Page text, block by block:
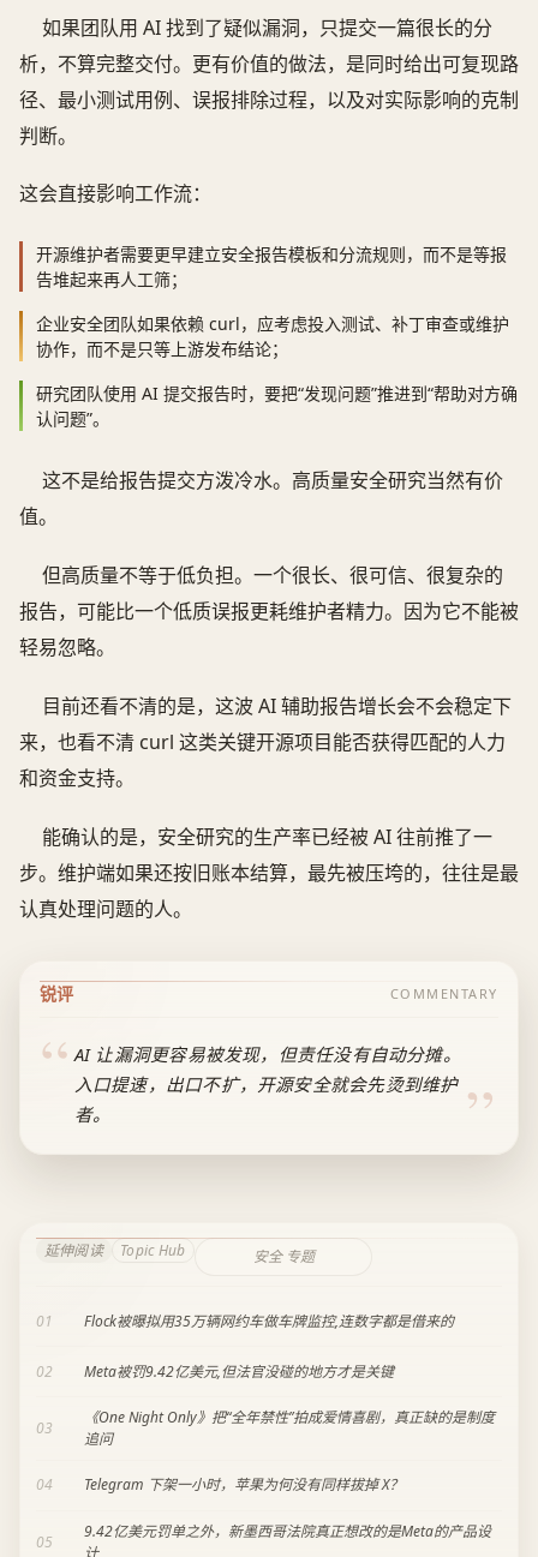
如果团队用 AI 找到了疑似漏洞，只提交一篇很长的分
析，不算完整交付。更有价值的做法，是同时给出可复现路
径、最小测试用例、误报排除过程，以及对实际影响的克制
判断。
这会直接影响工作流：
开源维护者需要更早建立安全报告模板和分流规则，而不是等报
告堆起来再人工筛；
企业安全团队如果依赖 curl，应考虑投入测试、补丁审查或维护
协作，而不是只等上游发布结论；
研究团队使用 AI 提交报告时，要把“发现问题”推进到“帮助对方确
认问题”。
这不是给报告提交方泼冷水。高质量安全研究当然有价
值。
但高质量不等于低负担。一个很长、很可信、很复杂的
报告，可能比一个低质误报更耗维护者精力。因为它不能被
轻易忽略。
目前还看不清的是，这波 AI 辅助报告增长会不会稳定下
来，也看不清 curl 这类关键开源项目能否获得匹配的人力
和资金支持。
能确认的是，安全研究的生产率已经被 AI 往前推了一
步。维护端如果还按旧账本结算，最先被压垮的，往往是最
认真处理问题的人。
锐评 COMMENTARY
AI 让漏洞更容易被发现，但责任没有自动分摊。
入口提速，出口不扩，开源安全就会先烫到维护
者。
延伸阅读 Topic Hub 安全 专题
01 Flock被曝拟用35万辆网约车做车牌监控,连数字都是借来的
02 Meta被罚9.42亿美元,但法官没碰的地方才是关键
03
《One Night Only》把“全年禁性”拍成爱情喜剧，真正缺的是制度
追问
04 Telegram 下架一小时，苹果为何没有同样拔掉 X？
05
9.42亿美元罚单之外，新墨西哥法院真正想改的是Meta的产品设
计